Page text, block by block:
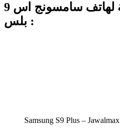
المواصفات التقنية لهاتف سامسونج اس 9
بلس :
Samsung S9 Plus – Jawalmax